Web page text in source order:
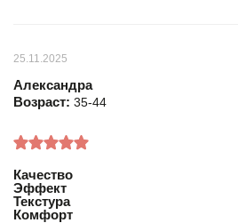
25.11.2025
Александра
Возраст: 35-44
Качество
Эффект
Текстура
Комфорт